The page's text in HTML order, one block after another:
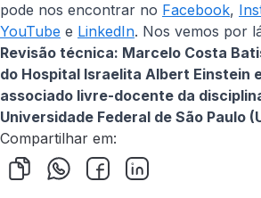
pode nos encontrar no Facebook,
YouTube e LinkedIn. Nos vemos por
Revisão técnica: Marcelo Costa
do Hospital Israelita Albert Einstein
associado livre-docente da
Universidade Federal de São Paulo
Compartilhar em: